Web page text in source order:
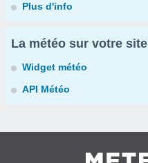
Plus d'info
La météo sur votre site
Widget météo
API Météo